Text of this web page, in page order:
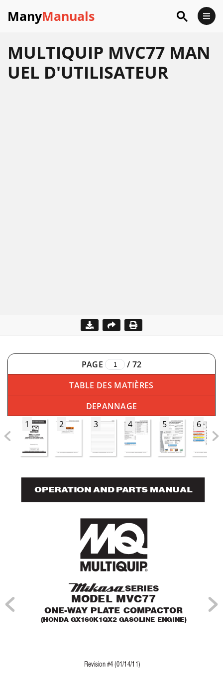
ManyManuals
MULTIQUIP MVC77 MAN
UEL D'UTILISATEUR
PAGE / 72
TABLE DES MATIÈRES
DEPANNAGE
1
2 3 4 5 6
OPERATION AND PARTS MANUAL
Revision #4 (01/14/11)
SERIES
MODEL MVC77
ONE-WAY PLATE COMPACTOR
(HONDA GX160K1QX2 GASOLINE ENGINE)